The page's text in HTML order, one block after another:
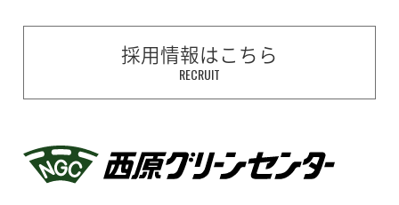
採用情報はこちら
RECRUIT